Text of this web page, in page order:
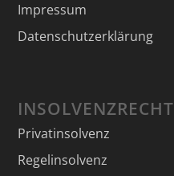
Impressum
Datenschutzerklärung
INSOLVENZRECHT
Privatinsolvenz
Regelinsolvenz